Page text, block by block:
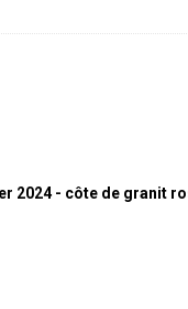
2024 - côte de granit